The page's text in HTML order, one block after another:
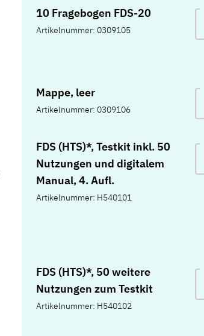
10 Fragebogen FDS-20
Artikelnummer: 0309105
Mappe, leer
Artikelnummer: 0309106
FDS (HTS)*, Testkit inkl. 50
Nutzungen und digitalem
Manual, 4. Aufl.
Artikelnummer: H540101
FDS (HTS)*, 50 weitere
Nutzungen zum Testkit
Artikelnummer: H540102